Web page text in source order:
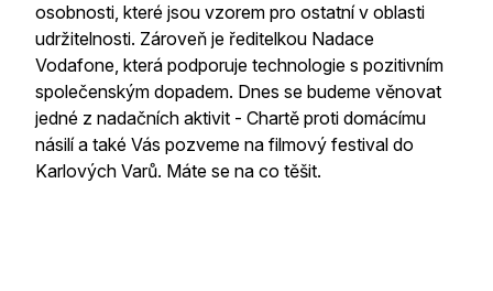
osobnosti, které jsou vzorem pro ostatní v oblasti
udržitelnosti. Zároveň je ředitelkou Nadace
Vodafone, která podporuje technologie s pozitivním
společenským dopadem. Dnes se budeme věnovat
jedné z nadačních aktivit - Chartě proti domácímu
násilí a také Vás pozveme na filmový festival do
Karlových Varů. Máte se na co těšit.